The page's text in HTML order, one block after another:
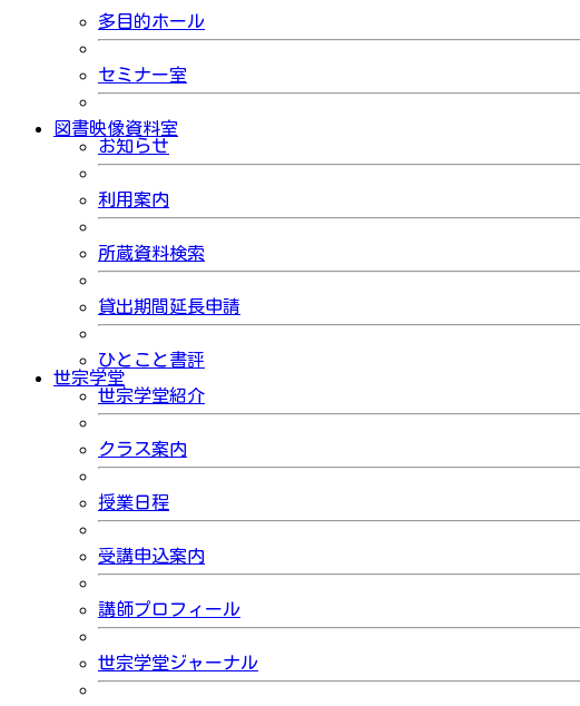
多目的ホール
セミナー室
図書映像資料室
お知らせ
利用案内
所蔵資料検索
貸出期間延長申請
ひとこと書評
世宗学堂
世宗学堂紹介
クラス案内
授業日程
受講申込案内
講師プロフィール
世宗学堂ジャーナル